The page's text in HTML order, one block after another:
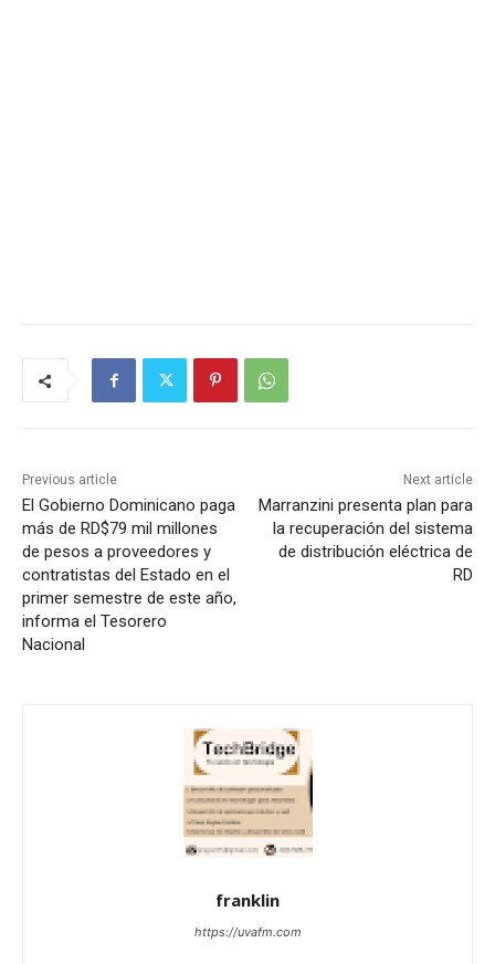
Previous article
El Gobierno Dominicano paga
más de RD$79 mil millones
de pesos a proveedores y
contratistas del Estado en el
primer semestre de este año,
informa el Tesorero
Nacional
Next article
Marranzini presenta plan para
la recuperación del sistema
de distribución eléctrica de
RD
franklin
https://uvafm.com